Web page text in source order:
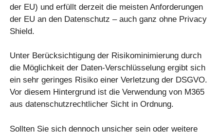
der EU) und erfüllt derzeit die meisten Anforderungen
der EU an den Datenschutz – auch ganz ohne Privacy
Shield.
Unter Berücksichtigung der Risikominimierung durch
die Möglichkeit der Daten-Verschlüsselung ergibt sich
ein sehr geringes Risiko einer Verletzung der DSGVO.
Vor diesem Hintergrund ist die Verwendung von M365
aus datenschutzrechtlicher Sicht in Ordnung.
Sollten Sie sich dennoch unsicher sein oder weitere